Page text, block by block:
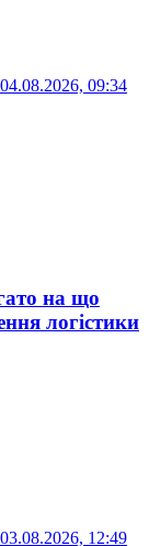
04.08.2026, 09:34
на що
логістики
03.08.2026, 12:49